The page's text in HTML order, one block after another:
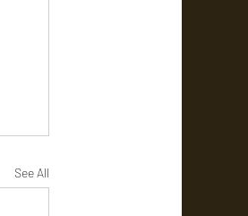
See All